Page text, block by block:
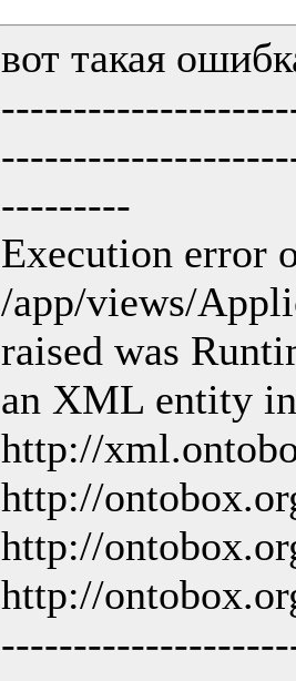
вот такая
---------
Execution error
/app/views/
raised was
an XML entity
http://
http://
http://
http://